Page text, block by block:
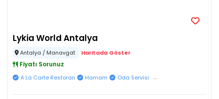
Lykia World Antalya
Antalya / Manavgat Haritada Göster
Fiyatı Sorunuz
A La Carte Restoran Hamam Oda Servisi ...